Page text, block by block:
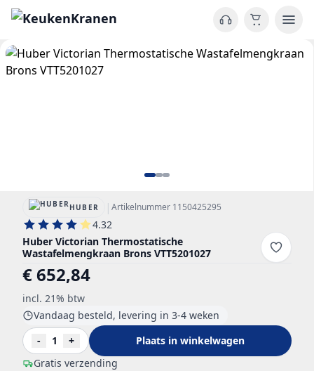
HUBER | Artikelnummer 1150425295
4.32
Huber Victorian Thermostatische
Wastafelmengkraan Brons VTT5201027
€ 652,84
incl. 21% btw
Gratis verzending
Vandaag besteld, levering in 3-4 weken
-
1 + Plaats in winkelwagen